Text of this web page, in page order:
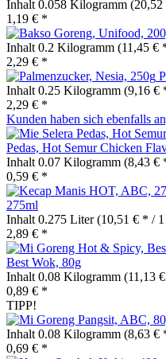
Inhalt 0.058 Kilogramm
1,19 € *
Inhalt 0.2 Kilogramm (11,45 €
2,29 € *
Inhalt 0.25 Kilogramm (9,16 €
2,29 € *
Kunden haben sich ebenfalls
Pedas, Hot Semur Chicken
Inhalt 0.07 Kilogramm (8,43 €
0,59 € *
275ml
Inhalt 0.275 Liter(10,51 € * /
2,89 € *
Best Wok, 80g
Inhalt 0.08 Kilogramm (11,13
0,89 € *
TIPP!
Inhalt 0.08 Kilogramm (8,63 €
0,69 € *